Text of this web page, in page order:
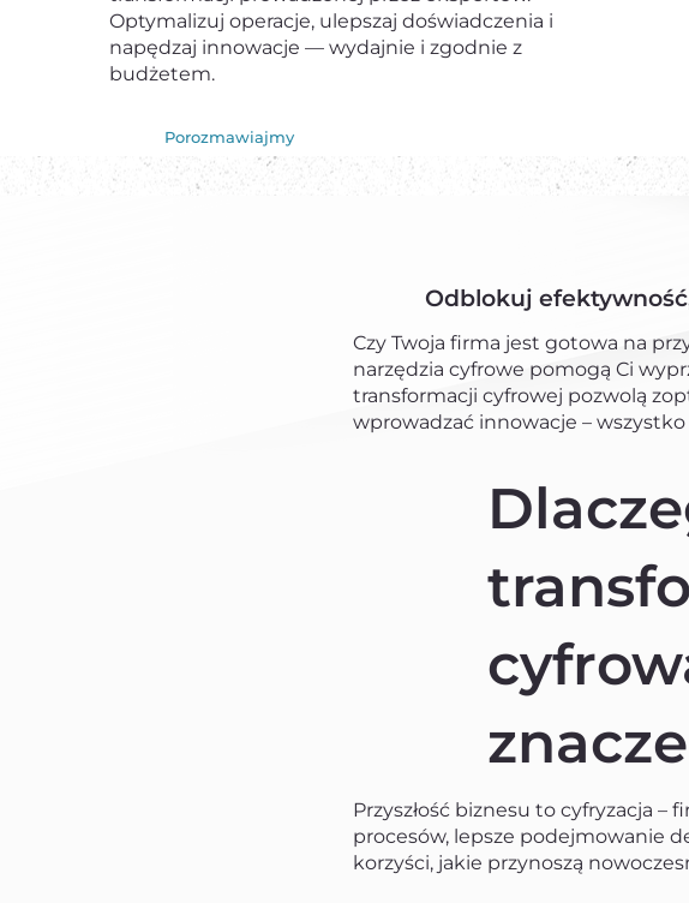
Optymalizuj operacje, ulepszaj doświadczenia i
napędzaj innowacje — wydajnie i zgodnie z
budżetem.
Porozmawiajmy
Odblokuj
Czy Twoja firma jest gotowa na
narzędzia cyfrowe pomogą Ci
transformacji cyfrowej pozwolą
wprowadzać innowacje –
Przyszłość biznesu to cyfryzacja
procesów, lepsze podejmowanie
korzyści, jakie przynoszą